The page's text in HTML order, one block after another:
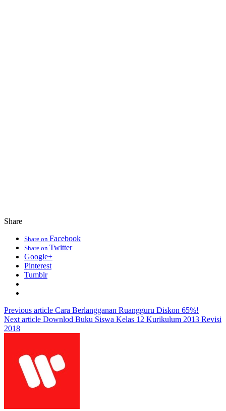
Share
Share on Facebook
Share on Twitter
Google+
Pinterest
Tumblr
Previous article Cara Berlangganan Ruangguru Diskon 65%!
Next article Downlod Buku Siswa Kelas 12 Kurikulum 2013 Revisi
2018